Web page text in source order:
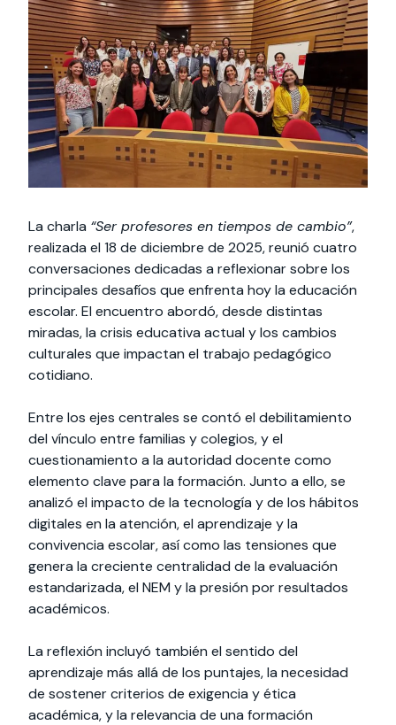
cursos
Especialidades y
estadías
Te puede
interesar:
International
students
Facultades
interesar:
2025
vinculación con la
sociedad
Extensión Cultural
Te puede interesar:Filantropía y Donaciones
intercambio
Servicios y apoyos
Te puede
interesar:
Explora el campus
Uandes
Noticias
estudiantiles
La charla “Ser profesores en tiempos de cambio”,
realizada el 18 de diciembre de 2025, reunió cuatro
conversaciones dedicadas a reflexionar sobre los
principales desafíos que enfrenta hoy la educación
escolar. El encuentro abordó, desde distintas
miradas, la crisis educativa actual y los cambios
culturales que impactan el trabajo pedagógico
cotidiano.
Entre los ejes centrales se contó el debilitamiento
del vínculo entre familias y colegios, y el
cuestionamiento a la autoridad docente como
elemento clave para la formación. Junto a ello, se
analizó el impacto de la tecnología y de los hábitos
digitales en la atención, el aprendizaje y la
convivencia escolar, así como las tensiones que
genera la creciente centralidad de la evaluación
estandarizada, el NEM y la presión por resultados
académicos.
La reflexión incluyó también el sentido del
aprendizaje más allá de los puntajes, la necesidad
de sostener criterios de exigencia y ética
académica, y la relevancia de una formación